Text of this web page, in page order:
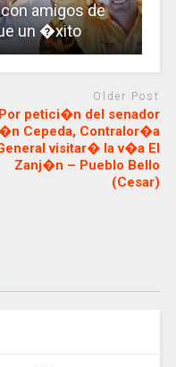
amigos de
un �xito
Older Post
Por petici�n del senador
Cepeda, Contralor�a
visitar� la v�a El
Zanj�n – Pueblo Bello
(Cesar)